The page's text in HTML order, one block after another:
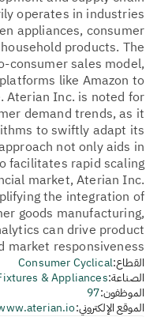
operates in industries
appliances, consumer
products. The
consumer sales model,
like Amazon to
Aterian Inc. is noted for
demand trends, as it
to swiftly adapt its
not only aids in
facilitates rapid scaling
market, Aterian Inc.
the integration of
goods manufacturing,
can drive product
market responsiveness.
القطاع:Consumer Cyclical
الصناعة:& Appliances
الموظفون:97
الموقع الإلكتروني: